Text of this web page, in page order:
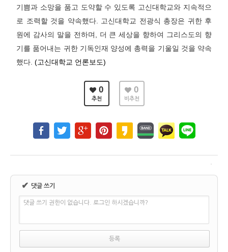
기쁨과 소망을 품고 도약할 수 있도록 고신대학교와 지속적으
로 조력할 것을 약속했다. 고신대학교 전광식 총장은 귀한 후
원에 감사의 말을 전하며, 더 큰 세상을 향하여 그리스도의 향
기를 품어내는 귀한 기독인재 양성에 총력을 기울일 것을 약속
했다. (고신대학교 언론보도)
0
추천
0
비추천
✔ 댓글 쓰기
댓글 쓰기 권한이 없습니다. 로그인 하시겠습니까?